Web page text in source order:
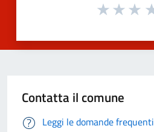
Contatta il comune
Leggi le domande frequenti